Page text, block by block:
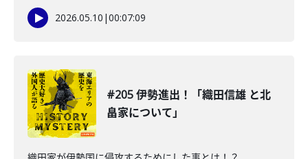
2026.05.10 |00:07:09
#205 伊勢進出！「織田信雄 と北
畠家について」